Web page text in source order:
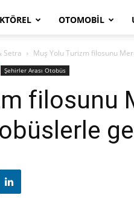
OTOMOBIL
Setra Muş Yolu Turizm filosunu
Şehirler Arası Otobüs
filosunu